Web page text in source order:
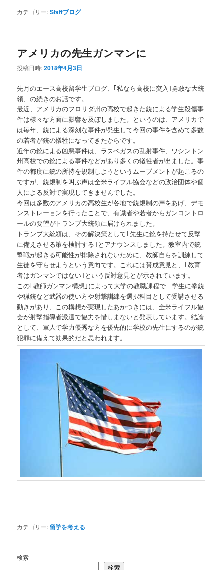
カテゴリー:Staffブログ
アメリカの先生ガンマンに
投稿日時:2018年4月3日
先月のエース高校留学生ブログ、｢私なら高校に突入｣勇敢な大統
領、の続きのお話です。
最近、アメリカのフロリダ州の高校で起きた銃による学生殺傷事
件は様々な方面に影響を及ぼしました。というのは、アメリカで
は毎年、銃による深刻な事件が発生して今回の事件を含めて多数
の若者が銃の犠牲になってきたからです。
近年の銃による凶悪事件は、ラスベガスの乱射事件、ワシントン
州高校での銃による事件などがあり多くの犠牲者が出ました。事
件の都度に銃の所持を規制しようというムーブメントが起こるの
ですが、銃規制を叫ぶ声は全米ライフル協会などの政治団体や個
人による反対で実現してきませんでした。
今回は多数のアメリカの高校生が各地で銃規制の声をあげ、デモ
ンストレーョンを行ったことで、有識者や若者からガンコントロ
ールの要望がトランプ大統領に届けられました。
トランプ大統領は、その解決策として｢先生に銃を持たせて反撃
に備えさせる策を検討する｣とアナウンスしました。教室内で銃
撃戦が起きる可能性が排除されないために、教師自らを訓練して
生徒を守らせようという意向です。これには賛成意見と、｢教育
者はガンマンではない｣という反対意見とが示されています。
この｢教師ガンマン構想｣によって大学の教職課程で、学生に拳銃
や猟銃など武器の使い方や射撃訓練を選択科目として受講させる
動きがあり、この構想が実現したあかつきには、全米ライフル協
会が射撃指導者派遣で協力を惜しまないと発表しています。結論
として、軍人で学力優秀な方を優先的に学校の先生にするのが銃
犯罪に備えて効果的だと思われます。
カテゴリー: 留学を考える
検索
検索